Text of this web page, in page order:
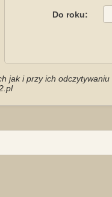
Do roku:
jak i przy ich